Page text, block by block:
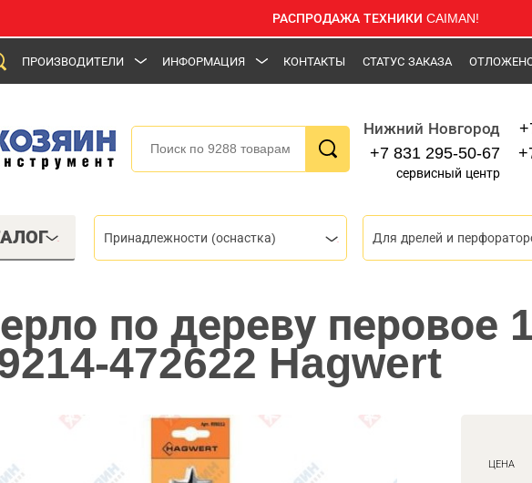
РАСПРОДАЖА ТЕХНИКИ CAIMAN!
ПРОИЗВОДИТЕЛИ ИНФОРМАЦИЯ КОНТАКТЫ СТАТУС ЗАКАЗА
Нижний Новгород
+7 831 295-50-67
сервисный центр
Принадлежности (оснастка) Для дрелей и
по дереву перовое
472622 Hagwert
ЦЕНА